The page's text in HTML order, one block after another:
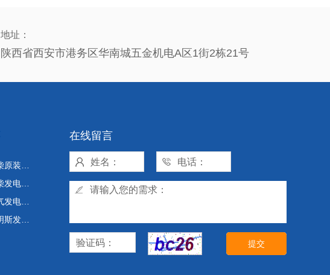
地址：
陕西省西安市港务区华南城五金机电A区1街2栋21号
陕西潍柴原装发电机组
陕西玉柴发电机组
陕西燃气发电机组
陕西康明斯发电机组
在线留言
提交